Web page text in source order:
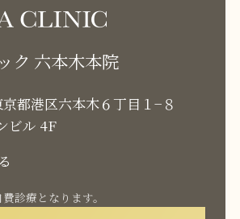
ク 六本木本院
都港区六本木６丁目１−８
ビル 4F
診療となります。